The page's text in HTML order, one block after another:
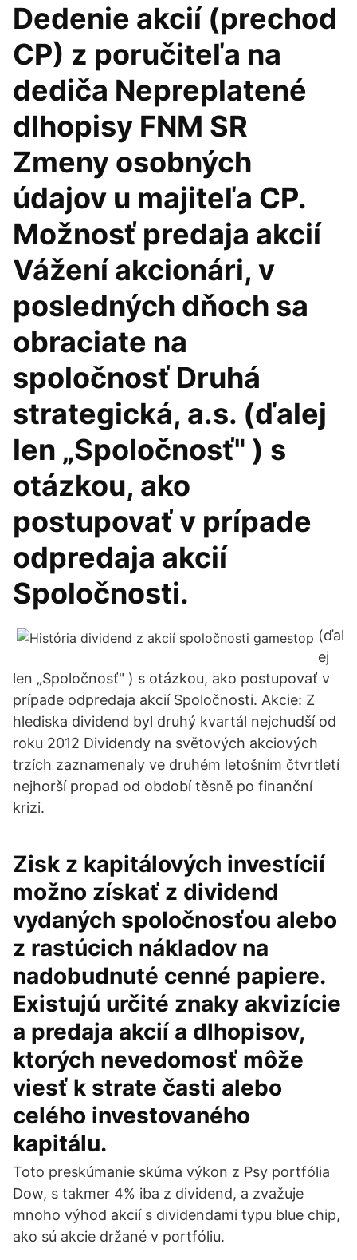
Dedenie akcií (prechod
CP) z poručiteľa na
dediča Nepreplatené
dlhopisy FNM SR
Zmeny osobných
údajov u majiteľa CP.
Možnosť predaja akcií
Vážení akcionári, v
posledných dňoch sa
obraciate na
spoločnosť Druhá
strategická, a.s. (ďalej
len „Spoločnosť" ) s
otázkou, ako
postupovať v prípade
odpredaja akcií
Spoločnosti.
(ďal
ej
len „Spoločnosť" ) s otázkou, ako postupovať v
prípade odpredaja akcií Spoločnosti. Akcie: Z
hlediska dividend byl druhý kvartál nejchudší od
roku 2012 Dividendy na světových akciových
trzích zaznamenaly ve druhém letošním čtvrtletí
nejhorší propad od období těsně po finanční
krizi.
Zisk z kapitálových investícií
možno získať z dividend
vydaných spoločnosťou alebo
z rastúcich nákladov na
nadobudnuté cenné papiere.
Existujú určité znaky akvizície
a predaja akcií a dlhopisov,
ktorých nevedomosť môže
viesť k strate časti alebo
celého investovaného
kapitálu.
Toto preskúmanie skúma výkon z Psy portfólia
Dow, s takmer 4% iba z dividend, a zvažuje
mnoho výhod akcií s dividendami typu blue chip,
ako sú akcie držané v portfóliu.